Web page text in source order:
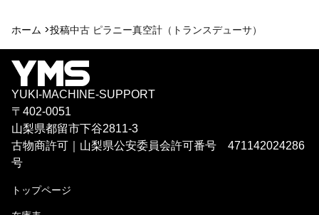
ホーム >投稿中古 ピラニー真空計（トランスデューサ）
YUKI-MACHINE-SUPPORT
〒402-0051
山梨県都留市下谷2811-3
古物商許可｜山梨県公安委員会許可番号 471142024286
号
トップページ